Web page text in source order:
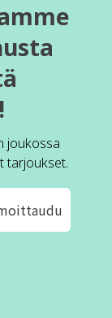
joukossa
tarjoukset.